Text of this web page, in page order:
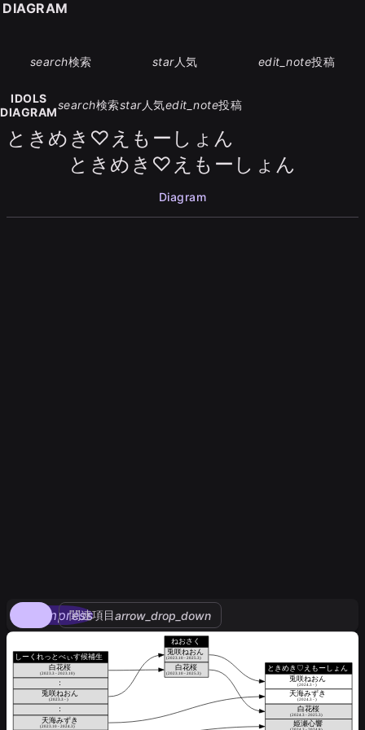
search検索 star人気 edit_note投稿
IDOLS
DIAGRAM
search検索star人気edit_note投稿
ときめき♡えもーしょん
ときめき♡えもーしょん
Diagram
compress
関連項目arrow_drop_down